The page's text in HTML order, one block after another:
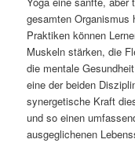
gesamten Organismus
Praktiken können
Muskeln stärken, die
die mentale
eine der beiden
synergetische Kraft
und so einen
ausgeglichenen